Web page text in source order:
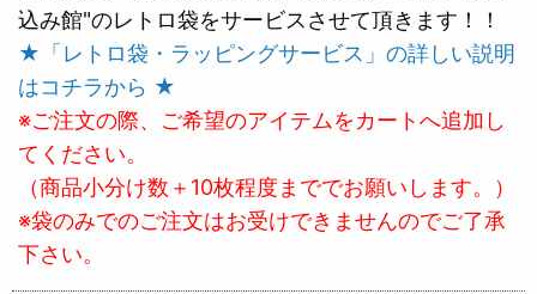
込み館"のレトロ袋をサービスさせて頂きます！！
★「レトロ袋・ラッピングサービス」の詳しい説明
はコチラから ★
※ご注文の際、ご希望のアイテムをカートへ追加し
てください。
（商品小分け数＋10枚程度まででお願いします。）
※袋のみでのご注文はお受けできませんのでご了承
下さい。